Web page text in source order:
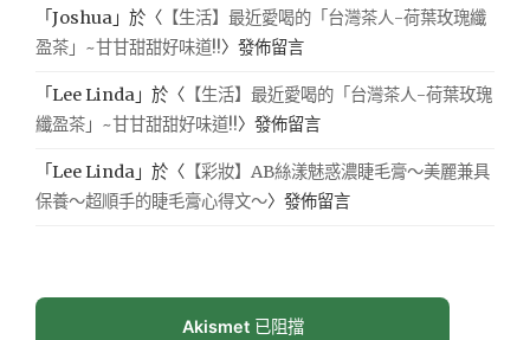
「Joshua 」於〈 【生活】最近愛喝的「台灣茶人-荷葉玫瑰纖
盈茶」~甘甘甜甜好味道!!〉發佈留言
「Lee Linda 」於〈 【生活】最近愛喝的「台灣茶人-荷葉玫瑰
纖盈茶」~甘甘甜甜好味道!!〉發佈留言
「Lee Linda 」於〈 【彩妝】AB絲漾魅惑濃睫毛膏～美麗兼具
保養～超順手的睫毛膏心得文～〉發佈留言
Akismet已阻擋